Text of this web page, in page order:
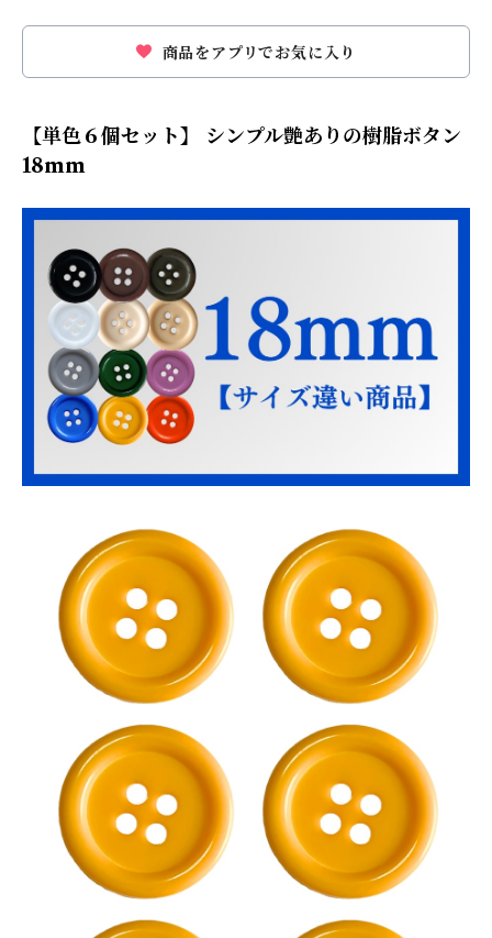
商品をアプリでお気に入り
【単色６個セット】 シンプル艶ありの樹脂ボタン
18mm